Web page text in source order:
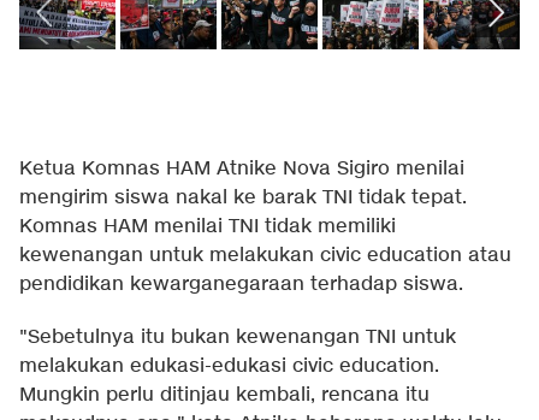
Ketua Komnas HAM Atnike Nova Sigiro menilai
mengirim siswa nakal ke barak TNI tidak tepat.
Komnas HAM menilai TNI tidak memiliki
kewenangan untuk melakukan civic education atau
pendidikan kewarganegaraan terhadap siswa.
"Sebetulnya itu bukan kewenangan TNI untuk
melakukan edukasi-edukasi civic education.
Mungkin perlu ditinjau kembali, rencana itu